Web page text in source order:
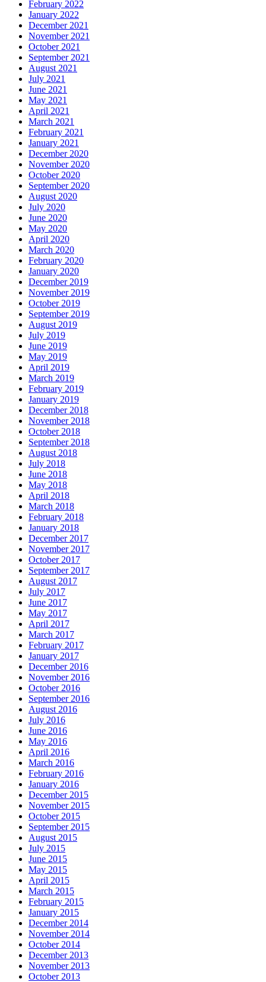
February 2022
January 2022
December 2021
November 2021
October 2021
September 2021
August 2021
July 2021
June 2021
May 2021
April 2021
March 2021
February 2021
January 2021
December 2020
November 2020
October 2020
September 2020
August 2020
July 2020
June 2020
May 2020
April 2020
March 2020
February 2020
January 2020
December 2019
November 2019
October 2019
September 2019
August 2019
July 2019
June 2019
May 2019
April 2019
March 2019
February 2019
January 2019
December 2018
November 2018
October 2018
September 2018
August 2018
July 2018
June 2018
May 2018
April 2018
March 2018
February 2018
January 2018
December 2017
November 2017
October 2017
September 2017
August 2017
July 2017
June 2017
May 2017
April 2017
March 2017
February 2017
January 2017
December 2016
November 2016
October 2016
September 2016
August 2016
July 2016
June 2016
May 2016
April 2016
March 2016
February 2016
January 2016
December 2015
November 2015
October 2015
September 2015
August 2015
July 2015
June 2015
May 2015
April 2015
March 2015
February 2015
January 2015
December 2014
November 2014
October 2014
December 2013
November 2013
October 2013